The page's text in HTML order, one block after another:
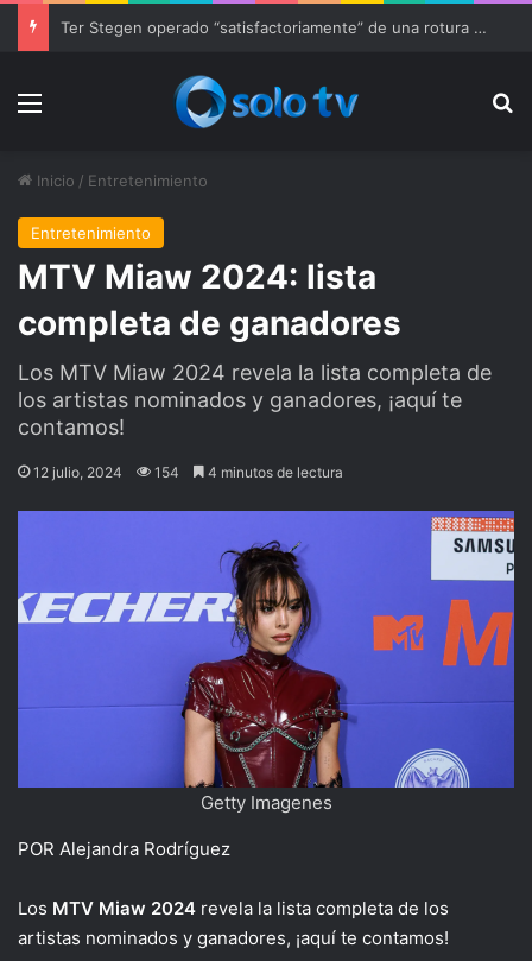
Ter Stegen operado “satisfactoriamente” de una rotura completa del tendón rotuliano
Menu
Inicio / Entretenimiento
Entretenimiento
MTV Miaw 2024: lista
completa de ganadores
Los MTV Miaw 2024 revela la lista completa de
los artistas nominados y ganadores, ¡aquí te
contamos!
12 julio, 2024 154 4 minutos de lectura
Getty Imagenes
POR Alejandra Rodríguez
Los MTV Miaw 2024 revela la lista completa de los
artistas nominados y ganadores, ¡aquí te contamos!